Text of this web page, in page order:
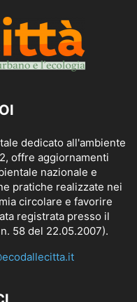
dedicato all'ambiente
offre aggiornamenti
nazionale e
pratiche realizzate nei
circolare e favorire
registrata presso il
58 del 22.05.2007).